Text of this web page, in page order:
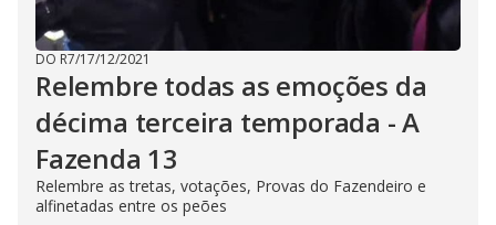
DO R7/17/12/2021
Relembre todas as emoções da
décima terceira temporada - A
Fazenda 13
Relembre as tretas, votações, Provas do Fazendeiro e
alfinetadas entre os peões